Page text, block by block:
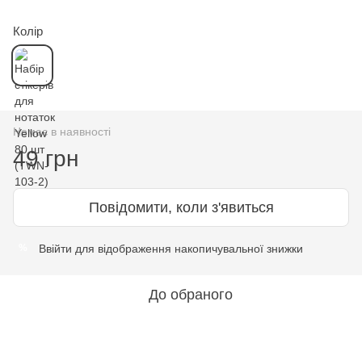
Колір
Немає в наявності
49 грн
Повідомити, коли з'явиться
Ввійти для відображення накопичувальної знижки
До обраного